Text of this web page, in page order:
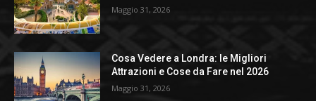
Maggio 31, 2026
Cosa Vedere a Londra: le Migliori
Attrazioni e Cose da Fare nel 2026
Maggio 31, 2026